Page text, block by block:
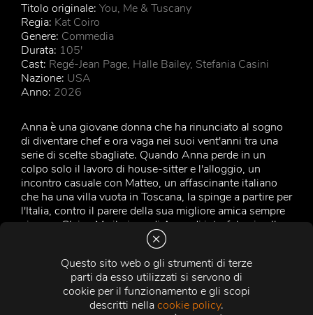
Questo sito web o gli strumenti di terze
parti da esso utilizzati si servono di
cookie per il funzionamento e gli scopi
descritti nellacookie policy.
Titolo originale: You, Me & Tuscany
Regia: Kat Coiro
Genere: Commedia
Durata: 105'
Cast: Regé-Jean Page, Halle Bailey, Stefania Casini
Nazione: USA
Anno: 2026
Anna è una giovane donna che ha rinunciato al sogno
di diventare chef e ora vaga nei suoi vent'anni tra una
serie di scelte sbagliate. Quando Anna perde in un
colpo solo il lavoro di house-sitter e l'alloggio, un
incontro casuale con Matteo, un affascinante italiano
che ha una villa vuota in Toscana, la spinge a partire per
l'Italia, contro il parere della sua migliore amica sempre
sincera, Claire. Ma il piano di Anna di intrufolarsi nella
villa di Matteo, senza permesso e solo per una notte, va
in pezzi quando la madre di Matteo, Gabriella, si
presenta inaspettatamente. Presa dal panico, Anna
lascia che Gabriella creda che lei sia la fidanzata di
Matteo. Quella piccola bugia diventa però un grande
problema quando arriva Michael, il cugino di Matteo, e